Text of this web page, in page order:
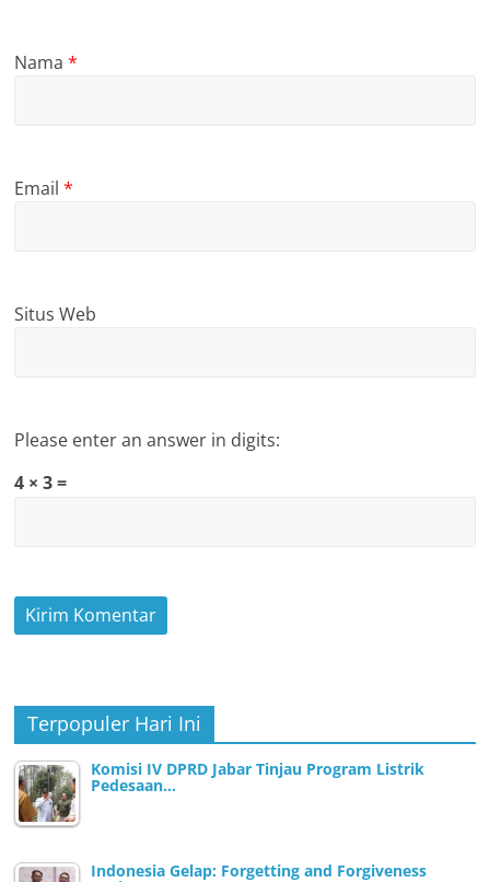
Nama*
Email*
Situs Web
Please enter an answer in digits:
4 × 3 =
Terpopuler Hari Ini
Komisi IV DPRD Jabar Tinjau Program Listrik
Pedesaan…
Indonesia Gelap: Forgetting and Forgiveness